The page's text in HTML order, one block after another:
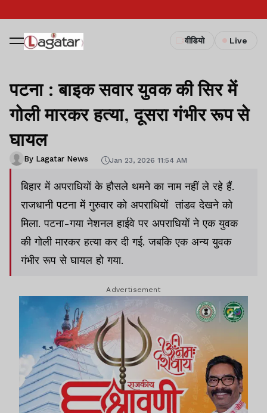
वीडियो Live
पटना : बाइक सवार युवक की सिर में
गोली मारकर हत्या, दूसरा गंभीर रूप से
घायल
By Lagatar News Jan 23, 2026 11:54 AM
बिहार में अपराधियों के हौसले थमने का नाम नहीं ले रहे हैं.
राजधानी पटना में गुरुवार को अपराधियों तांडव देखने को
मिला. पटना-गया नेशनल हाईवे पर अपराधियों ने एक युवक
की गोली मारकर हत्या कर दी गई. जबकि एक अन्य युवक
गंभीर रूप से घायल हो गया.
Advertisement